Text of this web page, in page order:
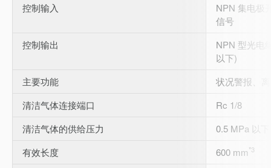
控制输入
NPN 集电极
信号
控制输出
NPN 型光电
以下)
主要功能
状况警报、
清洁气体连接端口
Rc 1/8
清洁气体的供给压力
0.5 MPa 以下
有效长度 600 mm*3